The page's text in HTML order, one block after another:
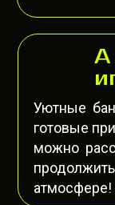
Уютные
готовые
можно
атмосфере!
А